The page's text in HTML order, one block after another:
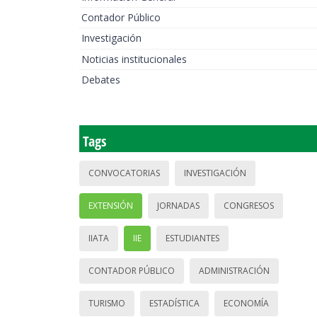
Contador Público
Investigación
Noticias institucionales
Debates
Tags
CONVOCATORIAS INVESTIGACIÓN
EXTENSIÓN JORNADAS CONGRESOS
IIATA IIE ESTUDIANTES
CONTADOR PÚBLICO ADMINISTRACIÓN
TURISMO ESTADÍSTICA ECONOMÍA